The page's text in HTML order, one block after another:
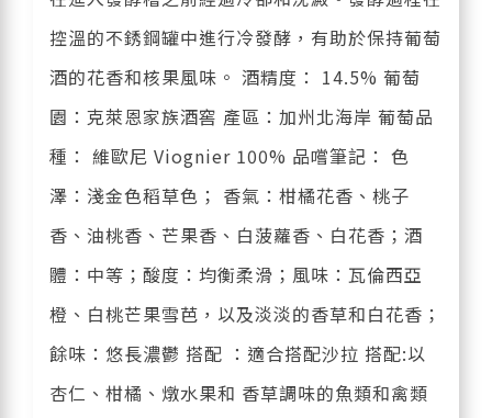
控溫的不銹鋼罐中進行冷發酵，有助於保持葡萄
酒的花香和核果風味。 酒精度： 14.5% 葡萄
園：克萊恩家族酒窖 產區：加州北海岸 葡萄品
種： 維歐尼 Viognier 100% 品嚐筆記： 色
澤：淺金色稻草色； 香氣：柑橘花香、桃子
香、油桃香、芒果香、白菠蘿香、白花香；酒
體：中等；酸度：均衡柔滑；風味：瓦倫西亞
橙、白桃芒果雪芭，以及淡淡的香草和白花香；
餘味：悠長濃鬱 搭配 ：適合搭配沙拉 搭配:以
杏仁、柑橘、燉水果和 香草調味的魚類和禽類